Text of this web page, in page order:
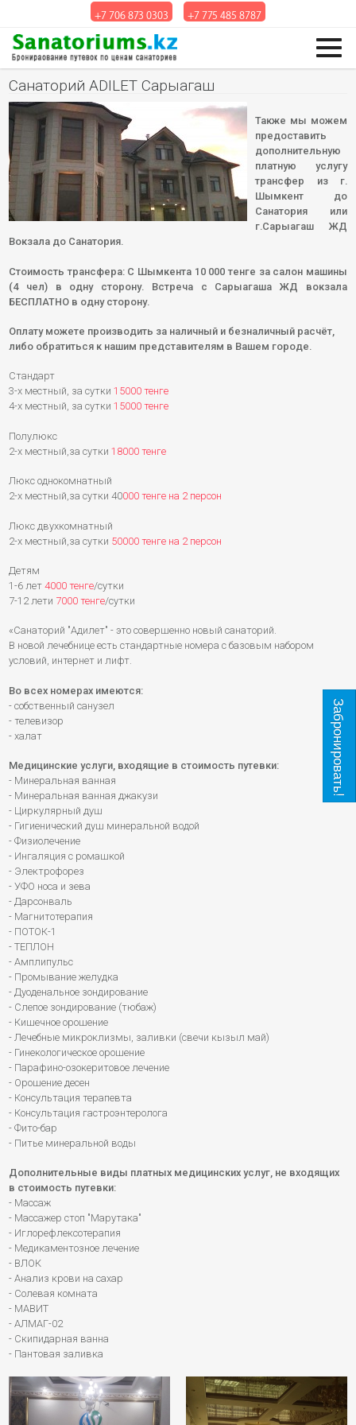
+7 706 873 0303 +7 775 485 8787
Санаторий ADILET Сарыагаш
Также мы можем
предоставить
дополнительную
платную услугу
трансфер из г.
Шымкент до
Санатория или
г.Сарыагаш ЖД
Вокзала до Санатория.
Стоимость трансфера: С Шымкента 10 000 тенге за салон машины
(4 чел) в одну сторону. Встреча с Сарыагаша ЖД вокзала
БЕСПЛАТНО в одну сторону.
Оплату можете производить за наличный и безналичный расчёт,
либо обратиться к нашим представителям в Вашем городе.
Стандарт
3-х местный, за сутки15000 тенге
4-х местный, за сутки15000 тенге
Полулюкс
2-х местный,за сутки18000 тенге
Люкс однокомнатный
2-х местный,за сутки 40000 тенге на 2 персон
Люкс двухкомнатный
2-х местный,за сутки 50000 тенге на 2 персон
Детям
1-6 лет4000 тенге/сутки
7-12 лети 7000 тенге/сутки
«Санаторий "Адилет" - это совершенно новый санаторий.
В новой лечебнице есть стандартные номера с базовым набором
условий, интернет и лифт.
Во всех номерах имеются:
- собственный санузел
- телевизор
- халат
Медицинские услуги, входящие в стоимость путевки:
- Минеральная ванная
- Минеральная ванная джакузи
- Циркулярный душ
- Гигиенический душ минеральной водой
- Физиолечение
- Ингаляция с ромашкой
- Электрофорез
- УФО носа и зева
- Дарсонваль
- Магнитотерапия
- ПОТОК-1
- ТЕПЛОН
- Амплипульс
- Промывание желудка
- Дуоденальное зондирование
- Слепое зондирование (тюбаж)
- Кишечное орошение
- Лечебные микроклизмы, заливки (свечи кызыл май)
- Гинекологическое орошение
- Парафино-озокеритовое лечение
- Орошение десен
- Консультация терапевта
- Консультация гастроэнтеролога
- Фито-бар
- Питье минеральной воды
Дополнительные виды платных медицинских услуг, не входящих
в стоимость путевки:
- Массаж
- Массажер стоп "Марутака"
- Иглорефлексотерапия
- Медикаментозное лечение
- ВЛОК
- Анализ крови на сахар
- Солевая комната
- МАВИТ
- АЛМАГ-02
- Скипидарная ванна
- Пантовая заливка
Забронировать!